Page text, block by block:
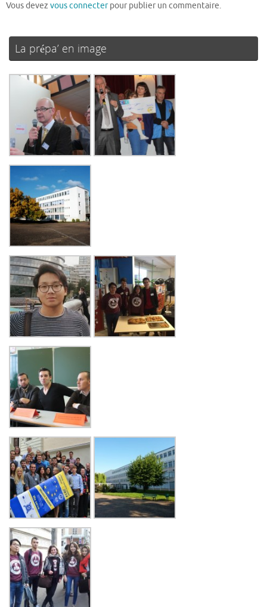
Vous devez vous connecterpour publier un commentaire.
La prépa’ en image